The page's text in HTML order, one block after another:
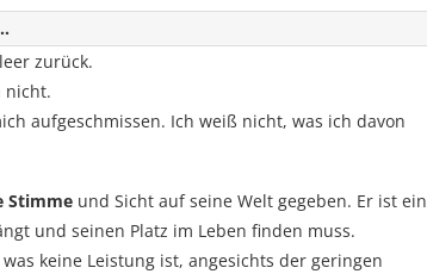
zurück.
nicht.
aufgeschmissen. Ich weiß nicht, was ich davon
Stimme und Sicht auf seine Welt gegeben. Er ist ein
und seinen Platz im Leben finden muss.
keine Leistung ist, angesichts der geringen